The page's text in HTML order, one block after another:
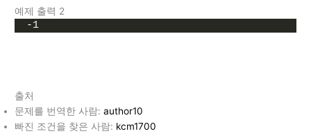
예제 출력 2
-1
출처
문제를 번역한 사람:author10
빠진 조건을 찾은 사람: kcm1700